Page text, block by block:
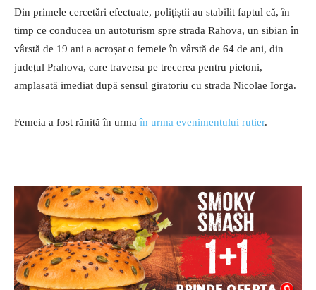
Din primele cercetări efectuate, polițiștii au stabilit faptul că, în
timp ce conducea un autoturism spre strada Rahova, un sibian în
vârstă de 19 ani a acroșat o femeie în vârstă de 64 de ani, din
județul Prahova, care traversa pe trecerea pentru pietoni,
amplasată imediat după sensul giratoriu cu strada Nicolae Iorga.
Femeia a fost rănită în urmaîn urma evenimentului rutier.